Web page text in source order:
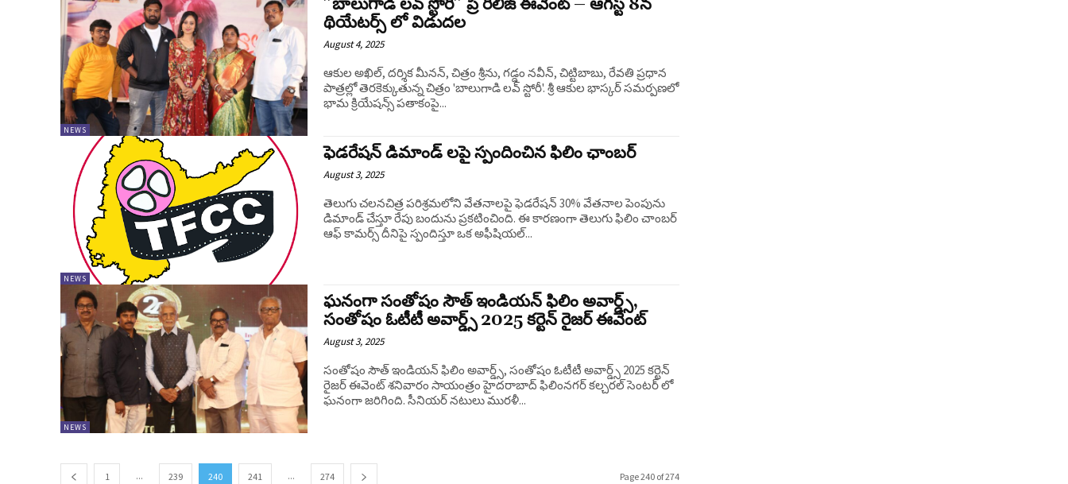
NEWS
”బాలుగాడి లవ్ స్టోరీ” ప్రీ రిలీజ్ ఈవెంట్ – ఆగస్ట్ 8న
థియేటర్స్ లో విడుదల
August 4, 2025
ఆకుల అఖిల్, దర్శిక మీనన్, చిత్రం శ్రీను, గడ్డం నవీన్, చిట్టిబాబు, రేవతి ప్రధాన
పాత్రల్లో తెరకెక్కుతున్న చిత్రం 'బాలుగాడి లవ్ స్టోరీ'. శ్రీ ఆకుల భాస్కర్ సమర్పణలో
భామ క్రియేషన్స్ పతాకంపై...
NEWS
ఫెడరేషన్ డిమాండ్ లపై స్పందించిన ఫిలిం ఛాంబర్
August 3, 2025
తెలుగు చలనచిత్ర పరిశ్రమలోని వేతనాలపై ఫెడరేషన్ 30% వేతనాల పెంపును
డిమాండ్ చేస్తూ రేపు బందును ప్రకటించింది. ఈ కారణంగా తెలుగు ఫిలిం చాంబర్
ఆఫ్ కామర్స్ దీనిపై స్పందిస్తూ ఒక అఫీషియల్...
NEWS
ఘనంగా సంతోషం సౌత్ ఇండియన్ ఫిలిం అవార్డ్స్,
సంతోషం ఓటీటీ అవార్డ్స్ 2025 కర్టెన్ రైజర్ ఈవెంట్
August 3, 2025
సంతోషం సౌత్ ఇండియన్ ఫిలిం అవార్డ్స్, సంతోషం ఓటీటీ అవార్డ్స్ 2025 కర్టెన్
రైజర్ ఈవెంట్ శనివారం సాయంత్రం హైదరాబాద్ ఫిలింనగర్ కల్చరల్ సెంటర్ లో
ఘనంగా జరిగింది. సీనియర్ నటులు మురళీ...
1 ... 239 240 241 ... 274 Page 240 of 274